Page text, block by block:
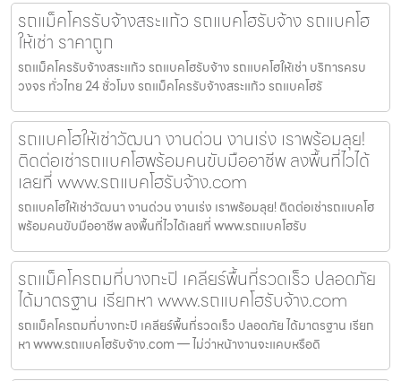
รถแม็คโครรับจ้างสระแก้ว รถแบคโฮรับจ้าง รถแบคโฮ
ให้เช่า ราคาถูก
รถแม็คโครรับจ้างสระแก้ว รถแบคโฮรับจ้าง รถแบคโฮให้เช่า บริการครบ
วงจร ทั่วไทย 24 ชั่วโมง รถแม็คโครรับจ้างสระแก้ว รถแบคโฮรั
รถแบคโฮให้เช่าวัฒนา งานด่วน งานเร่ง เราพร้อมลุย!
ติดต่อเช่ารถแบคโฮพร้อมคนขับมืออาชีพ ลงพื้นที่ไวได้
เลยที่ www.รถแบคโฮรับจ้าง.com
รถแบคโฮให้เช่าวัฒนา งานด่วน งานเร่ง เราพร้อมลุย! ติดต่อเช่ารถแบคโฮ
พร้อมคนขับมืออาชีพ ลงพื้นที่ไวได้เลยที่ www.รถแบคโฮรับ
รถแม็คโครถมที่บางกะปิ เคลียร์พื้นที่รวดเร็ว ปลอดภัย
ได้มาตรฐาน เรียกหา www.รถแบคโฮรับจ้าง.com
รถแม็คโครถมที่บางกะปิ เคลียร์พื้นที่รวดเร็ว ปลอดภัย ได้มาตรฐาน เรียก
หา www.รถแบคโฮรับจ้าง.com — ไม่ว่าหน้างานจะแคบหรือดิ